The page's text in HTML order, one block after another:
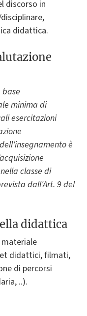
discorso in
didattica.
minima di
esercitazioni
è
classe di
dall'Art. 9 del
didattica
materiale
didattici, filmati,
di percorsi
..).